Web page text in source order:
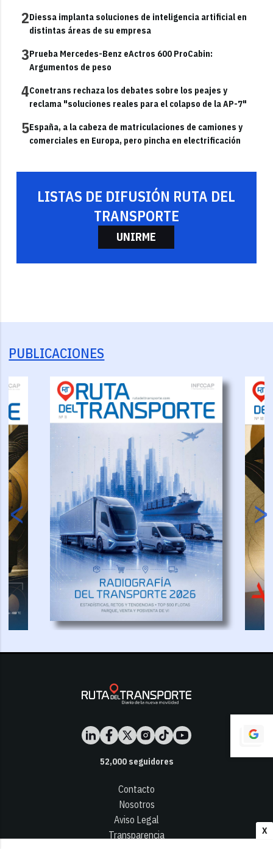
X
2Diessa implanta soluciones de inteligencia artificial en
distintas áreas de su empresa
3Prueba Mercedes-Benz eActros 600 ProCabin:
Argumentos de peso
4Conetrans rechaza los debates sobre los peajes y
reclama "soluciones reales para el colapso de la AP-7"
5España, a la cabeza de matriculaciones de camiones y
comerciales en Europa, pero pincha en electrificación
LISTAS DE DIFUSIÓN RUTA DEL
TRANSPORTE
UNIRME
PUBLICACIONES
52,000seguidores
Contacto
Nosotros
Aviso Legal
Transparencia